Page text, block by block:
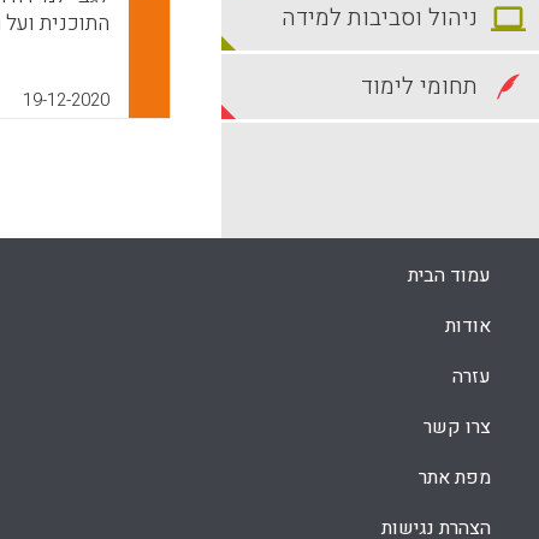
התוכנית
כמו כן,
19-12-2020
ניהול וסביבות למידה
תחומי לימוד
עמוד הבית
אודות
עזרה
צרו קשר
מפת אתר
הצהרת נגישות